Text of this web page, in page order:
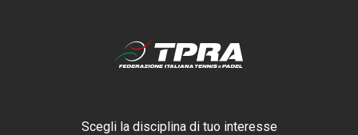
Scegli la disciplina di tuo interesse